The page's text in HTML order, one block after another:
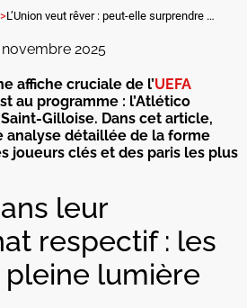
L’Union veut rêver : peut-elle surprendre l’Atlético Madrid en Ligue des Champions ?
novembre 2025
affiche cruciale de l’UEFA
au programme : l’Atlético
Gilloise. Dans cet article,
analyse détaillée de la forme
joueurs clés et des paris les plus
leur
respectif : les
lumière